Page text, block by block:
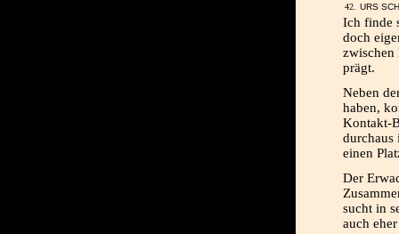
URS
Ich finde
doch
zwischen
prägt.
Neben
haben,
Kontakt-
durchaus
einen
Der
sucht in
auch